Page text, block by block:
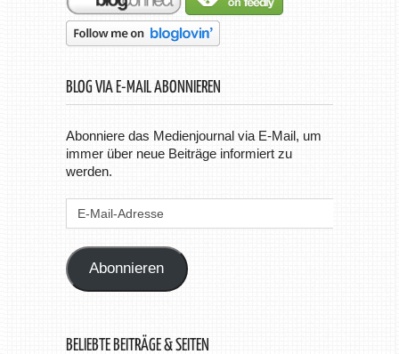
BLOG VIA E-MAIL ABONNIEREN
Abonniere das Medienjournal via E-Mail, um
immer über neue Beiträge informiert zu
werden.
Abonnieren
BELIEBTE BEITRÄGE & SEITEN